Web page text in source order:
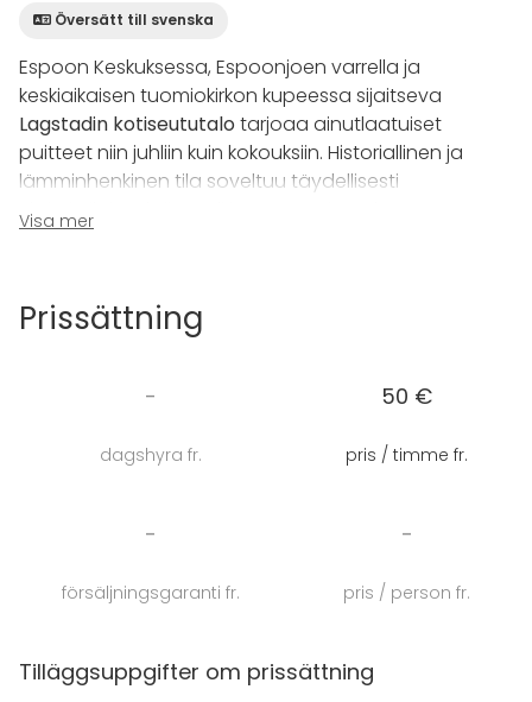
Översätt till svenska
Espoon Keskuksessa, Espoonjoen varrella ja
keskiaikaisen tuomiokirkon kupeessa sijaitseva
Lagstadin kotiseututalo tarjoaa ainutlaatuiset
puitteet niin juhliin kuin kokouksiin. Historiallinen ja
lämminhenkinen tila soveltuu täydellisesti
yksityistilaisuuksiin – oli kyseessä sitten häät,
syntymäpäivät, perhejuhlat tai yritystilaisuudet.
puitteet 20-25 hengen tapaamisiin. Hyvin varusteltu
kaiuttimet sekä langattoman verkon. Kokoustilan
yhteydessä on myös käytettävissä pieni keittiö, jossa
voi valmistaa kahvia ja teetä kokouksen lomassa.
täydellisen valinnan monenlaisiin tilaisuuksiin, joissa
arvostetaan sekä lämmintä tunnelmaa että
Visa mer
Prissättning
-
dagshyra fr.
50 €
pris / timme fr.
-
försäljningsgaranti fr.
-
pris / person fr.
Tilläggsuppgifter om prissättning